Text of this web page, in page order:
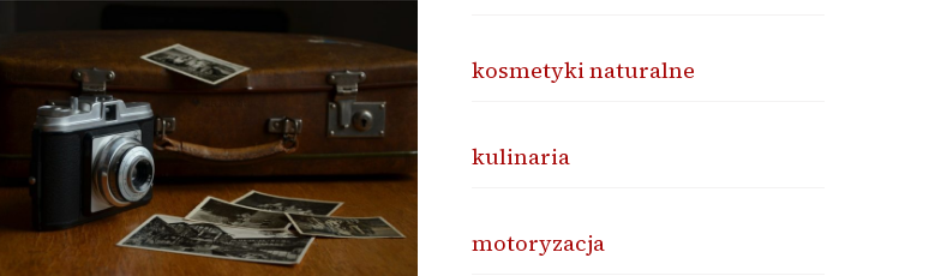
kosmetyki naturalne
kulinaria
motoryzacja